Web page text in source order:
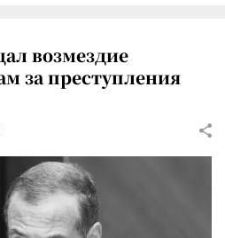
возмездие
за преступления